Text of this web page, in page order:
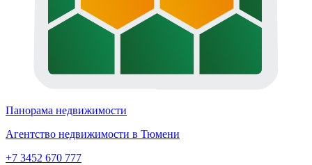
Панорама недвижимости
Агентство недвижимости в Тюмени
+7 3452 670 777